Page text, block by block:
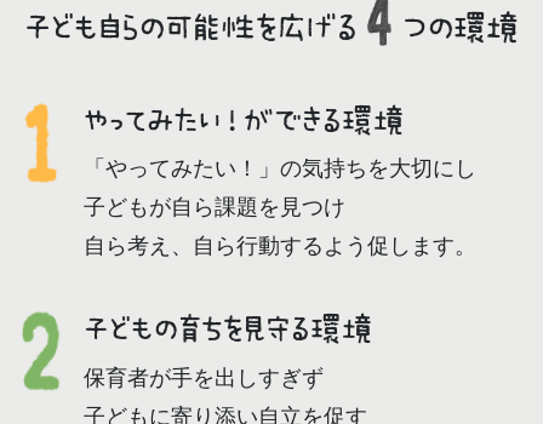
子ども自らの可能性を広げる つの環境
やってみたい！ができる環境
「やってみたい！」の気持ちを大切にし
子どもが自ら課題を見つけ
自ら考え、自ら行動するよう促します。
子どもの育ちを見守る環境
保育者が手を出しすぎず
子どもに寄り添い自立を促す